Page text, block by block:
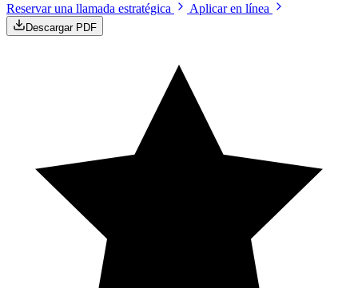
Reservar una llamada estratégica
Aplicar en línea
Descargar PDF